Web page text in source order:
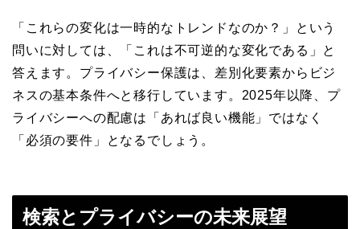
「これらの変化は一時的なトレンドなのか？」という
問いに対しては、「これは不可逆的な変化である」と
答えます。プライバシー保護は、差別化要素からビジ
ネスの基本条件へと移行しています。2025年以降、プ
ライバシーへの配慮は「あれば良い機能」ではなく
「必須の要件」となるでしょう。
検索とプライバシーの未来展望